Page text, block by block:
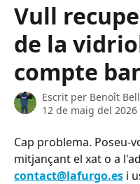
Vull
de la
compte
Escrit per Benoît
12 de maig del 2026
Cap problema. Poseu-
mitjançant el xat o a
contact@lafurgo.es i